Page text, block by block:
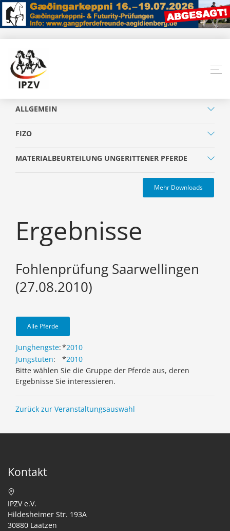
ALLGEMEIN
FIZO
MATERIALBEURTEILUNG UNGERITTENER PFERDE
Mehr Downloads
Ergebnisse
Fohlenprüfung Saarwellingen
(27.08.2010)
Alle Pferde
Junghengste:*2010
Jungstuten: *2010
Bitte wählen Sie die Gruppe der Pferde aus, deren
Ergebnisse Sie interessieren.
Zurück zur Veranstaltungsauswahl
Kontakt
IPZV e.V.
Hildesheimer Str. 193A
30880 Laatzen